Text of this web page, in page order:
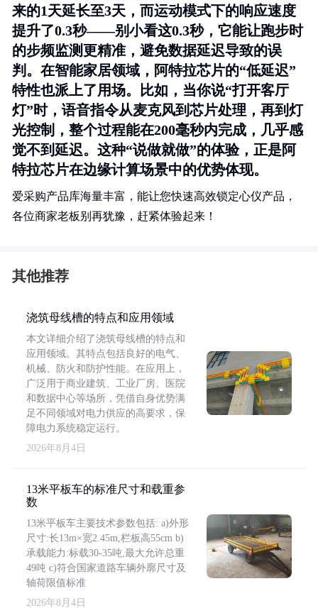
来的1天延长至3天，而运动模式下的响应速度
提升了0.3秒——别小看这0.3秒，它能让跑步时
的步频监测更精准，避免数据延迟导致的误
判。在智能家居领域，阿特拉芯片的“低延迟”
特性也派上了用场。比如，当你说“打开客厅
灯”时，语音指令从麦克风到芯片处理，再到灯
光控制，整个过程能在200毫秒内完成，几乎感
觉不到延迟。这种“说做就做”的体验，正是阿
特拉芯片在边缘计算场景中的优势体现。
爱采购产品库海量丰富，能让您快速高效锁定心仪产品，
各位商家老板别再犹豫，赶紧体验起来！
其他推荐
浇筑母线槽的特点和应用领域
本文详细介绍了浇筑母线槽的特点和
应用领域。其特点包括良好的电气、
机械、防火和防护性能。在应用上，
广泛用于商业建筑、工业厂房、医院
和数据中心等场所，凭借自身优势满
足不同领域对电力供应的高要求，保
障电力系统稳定运行。
2026年8月4日
13米平板车的标准尺寸和载重参
数
13米平板车主要技术参数包括: a)外形
尺寸:长13m×宽2.45m,栏板高55cm b)
承载能力:标载30-35吨,最大允许总重
49吨 c)符合国家道路车辆外廓尺寸及
轴荷限值标准
2026年8月4日